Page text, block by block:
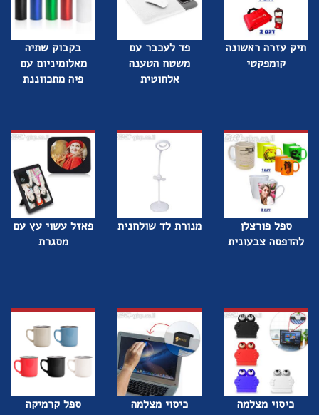
תיק עזרה ראשונה
קומפקטי
פד לעכבר עם
משטח הטענה
אלחוטית
בקבוק שתיה
מאלומיניום עם
פיה מתכווננת
ספל פורצלן
להדפסה צבעונית
מנורת לד שולחנית
פאזל עשוי עץ עם
מסגרת
כיסוי מצלמה
כיסוי מצלמה
ספל קרמיקה